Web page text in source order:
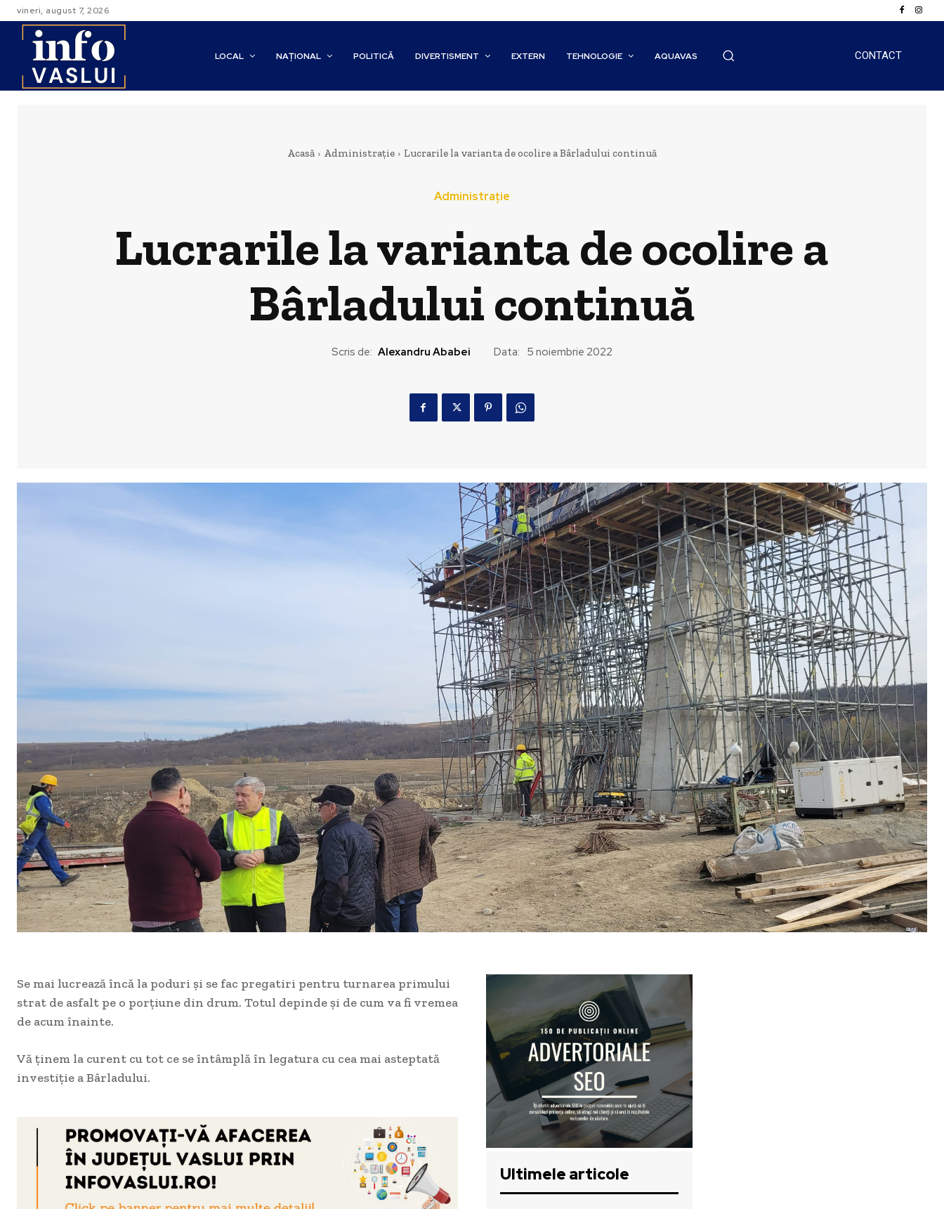
vineri, august 7, 2026
LOCAL NAȚIONAL POLITICĂ DIVERTISMENT EXTERN TEHNOLOGIE AQUAVAS CONTACT
Acasă Administrație Lucrarile la varianta de ocolire a Bârladului continuă
Administrație
Lucrarile la varianta de ocolire a
Bârladului continuă
Scris de: Alexandru Ababei Data: 5 noiembrie 2022
Se mai lucrează încă la poduri și se fac pregatiri pentru turnarea primului
strat de asfalt pe o porțiune din drum. Totul depinde și de cum va fi vremea
de acum înainte.
Vă ținem la curent cu tot ce se întâmplă în legatura cu cea mai asteptată
investiție a Bârladului.
Ultimele articole